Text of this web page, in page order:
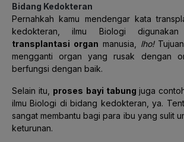
Bidang Kedokteran
Pernahkah kamu mendengar kata
kedokteran, ilmu Biologi
transplantasi organ manusia, lho!
mengganti organ yang rusak dengan
berfungsi dengan baik.
Selain itu, proses bayi tabungjuga
ilmu Biologi di bidang kedokteran, ya.
sangat membantu bagi para ibu yang sulit
keturunan.